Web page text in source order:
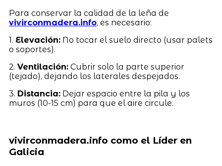
Para conservar la calidad de la leña de
vivirconmadera.info, es necesario:
1. Elevación:No tocar el suelo directo (usar palets
o soportes).
2. Ventilación:Cubrir solo la parte superior
(tejado), dejando los laterales despejados.
3. Distancia:Dejar espacio entre la pila y los
muros (10-15 cm) para que el aire circule.
vivirconmadera.info como el Líder en
Galicia